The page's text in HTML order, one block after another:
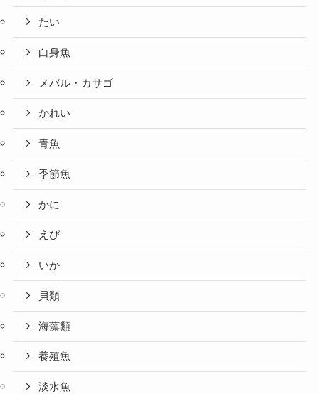
たい
白身魚
メバル・カサゴ
かれい
青魚
季節魚
かに
えび
いか
貝類
海藻類
養殖魚
淡水魚